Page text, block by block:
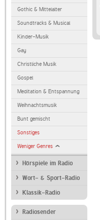
Gothic & Mittelalter
Soundtracks & Musical
Kinder-Musik
Gay
Christliche Musik
Gospel
Meditation & Entspannung
Weihnachtsmusik
Bunt gemischt
Sonstiges
Weniger Genres
Hörspiele im Radio
Wort- & Sport-Radio
Klassik-Radio
Radiosender